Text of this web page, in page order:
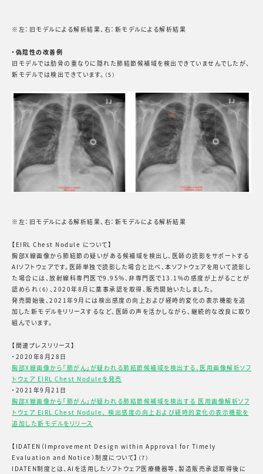
※左：旧モデルによる解析結果、右：新モデルによる解析結果
・偽陰性の改善例
旧モデルでは肋骨の重なりに隠れた肺結節候補域を検出できていませんでしたが、
新モデルでは検出できています。 （5）
※左：旧モデルによる解析結果、右：新モデルによる解析結果
【EIRL Chest Nodule について】
胸部X線画像から肺結節の疑いがある候補域を検出し、医師の読影をサポートする
AIソフトウェアです。医師単独で読影した場合と比べ、本ソフトウェアを用いて読影し
た場合には、放射線科専門医で9.95%、非専門医で13.1%の感度が上がることが
認められ （6） 、2020年8月に薬事承認を取得、販売開始いたしました。
発売開始後、2021年9月には検出感度の向上および経時的変化の表示機能を追
加した新モデルをリリースするなど、医師の声を活かしながら、継続的な改良に取り
組んでいます。
【関連プレスリリース】
・2020年8月28日
胸部X線画像から「肺がん」が疑われる肺結節候補域を検出する、医用画像解析ソフ
トウェア EIRL Chest Noduleを発売
・2021年9月21日
胸部X線画像から「肺がん」が疑われる肺結節候補域を検出する 医用画像解析ソフ
トウェア EIRL Chest Nodule、 検出感度の向上および経時的変化の表示機能を
追加した新モデルをリリース
【IDATEN（Improvement Design within Approval for Timely
Evaluation and Notice）制度について】 （7）
IDATEN制度とは、AIを活用したソフトウェア医療機器等、製造販売承認取得後に